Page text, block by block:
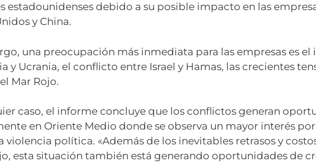
estadounidenses debido a su posible impacto en las
y China.
una preocupación más inmediata para las empresas es
y Ucrania, el conflicto entre Israel y Hamas, las crecientes
Mar Rojo.
caso, el informe concluye que los conflictos generan
en Oriente Medio donde se observa un mayor interés
violencia política. «Además de los inevitables retrasos y
esta situación también está generando oportunidades de